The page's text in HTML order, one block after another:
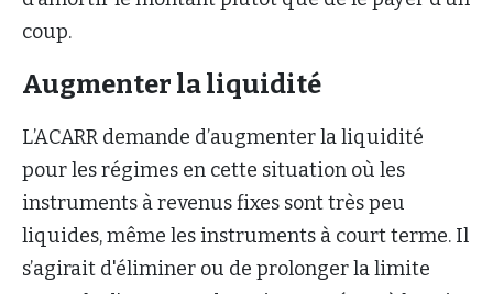
coup.
Augmenter la liquidité
L’ACARR demande d’augmenter la liquidité
pour les régimes en cette situation où les
instruments à revenus fixes sont très peu
liquides, même les instruments à court terme. Il
s’agirait d'éliminer ou de prolonger la limite